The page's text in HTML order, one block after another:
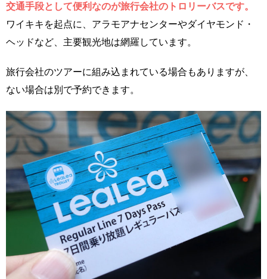
交通手段として便利なのが旅行会社のトロリーバスです。
ワイキキを起点に、アラモアナセンターやダイヤモンド・
ヘッドなど、主要観光地は網羅しています。
旅行会社のツアーに組み込まれている場合もありますが、
ない場合は別で予約できます。